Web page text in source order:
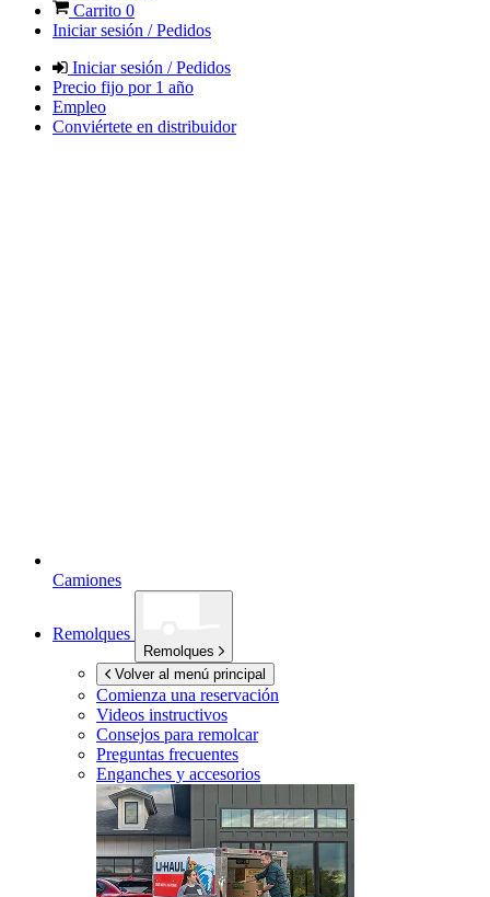
Carrito 0
Iniciar sesión / Pedidos
Iniciar sesión / Pedidos
Precio fijo por 1 año
Empleo
Conviértete en distribuidor
Camiones
Remolques
Remolques
Volver al menú principal
Comienza una reservación
Videos instructivos
Consejos para remolcar
Preguntas frecuentes
Enganches y accesorios